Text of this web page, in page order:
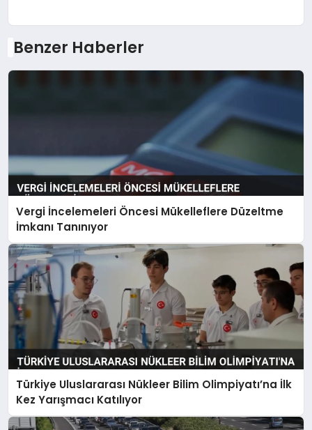
Benzer Haberler
Vergi İncelemeleri Öncesi Mükelleflere Düzeltme
İmkanı Tanınıyor
Türkiye Uluslararası Nükleer Bilim Olimpiyatı’na İlk
Kez Yarışmacı Katılıyor